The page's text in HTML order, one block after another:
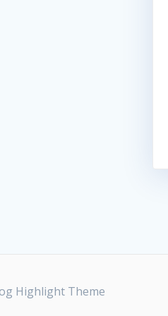
Highlight Theme